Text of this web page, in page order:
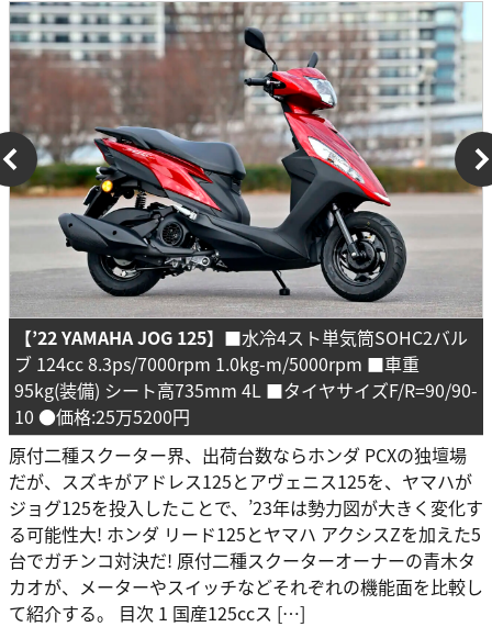
【’22 YAMAHA JOG 125】 ■水冷4スト単気筒SOHC2バル
ブ 124cc 8.3ps/7000rpm 1.0kg-m/5000rpm ■車重
95kg(装備) シート高735mm 4L ■タイヤサイズF/R=90/90-
10 ●価格:25万5200円
原付二種スクーター界、出荷台数ならホンダ PCXの独壇場
だが、スズキがアドレス125とアヴェニス125を、ヤマハが
ジョグ125を投入したことで、’23年は勢力図が大きく変化す
る可能性大! ホンダ リード125とヤマハ アクシスZを加えた5
台でガチンコ対決だ! 原付二種スクーターオーナーの青木タ
カオが、メーターやスイッチなどそれぞれの機能面を比較し
て紹介する。 目次 1 国産125ccス […]